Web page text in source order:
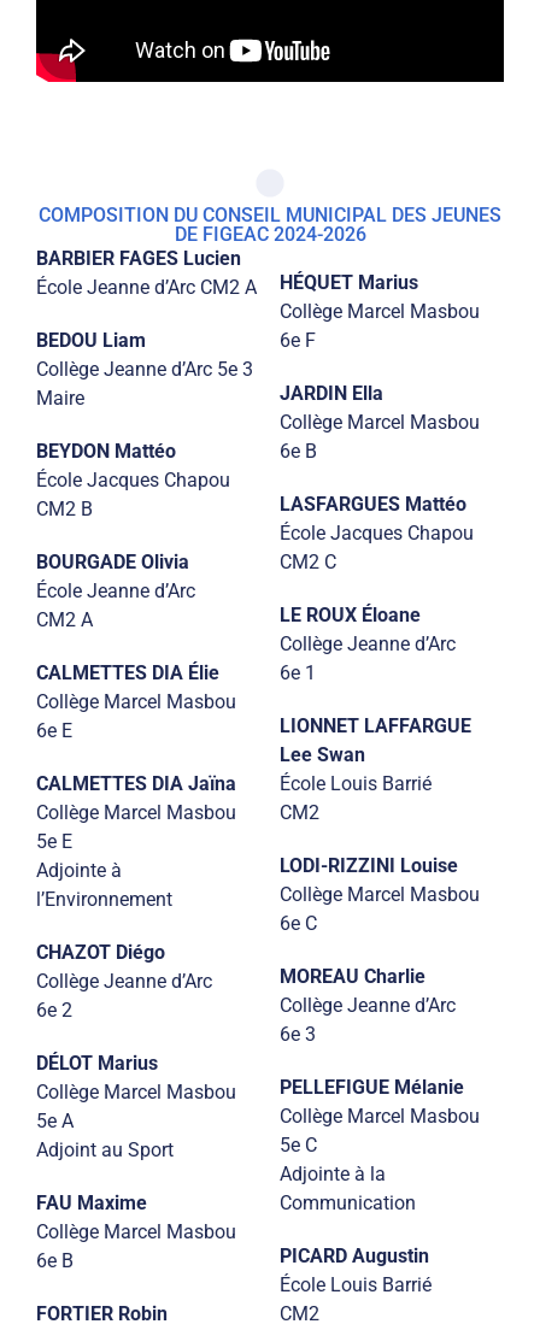
COMPOSITION DU CONSEIL MUNICIPAL DES JEUNES
DE FIGEAC 2024-2026
BARBIER FAGES Lucien
École Jeanne d’Arc CM2 A
BEDOU Liam
Collège Jeanne d’Arc 5e 3
Maire
BEYDON Mattéo
École Jacques Chapou
CM2 B
BOURGADE Olivia
École Jeanne d’Arc
CM2 A
CALMETTES DIA Élie
Collège Marcel Masbou
6e E
CALMETTES DIA Jaïna
Collège Marcel Masbou
5e E
Adjointe à
l’Environnement
CHAZOT Diégo
Collège Jeanne d’Arc
6e 2
DÉLOT Marius
Collège Marcel Masbou
5e A
Adjoint au Sport
FAU Maxime
Collège Marcel Masbou
6e B
FORTIER Robin
HÉQUET Marius
Collège Marcel Masbou
6e F
JARDIN Ella
Collège Marcel Masbou
6e B
LASFARGUES Mattéo
École Jacques Chapou
CM2 C
LE ROUX Éloane
Collège Jeanne d’Arc
6e 1
LIONNET LAFFARGUE
Lee Swan
École Louis Barrié
CM2
LODI-RIZZINI Louise
Collège Marcel Masbou
6e C
MOREAU Charlie
Collège Jeanne d’Arc
6e 3
PELLEFIGUE Mélanie
Collège Marcel Masbou
5e C
Adjointe à la
Communication
PICARD Augustin
École Louis Barrié
CM2